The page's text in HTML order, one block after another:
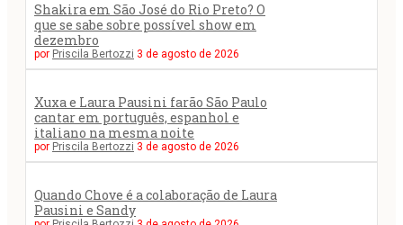
Shakira em São José do Rio Preto? O
que se sabe sobre possível show em
dezembro
por Priscila Bertozzi 3 de agosto de 2026
Xuxa e Laura Pausini farão São Paulo
cantar em português, espanhol e
italiano na mesma noite
por Priscila Bertozzi 3 de agosto de 2026
Quando Chove é a colaboração de Laura
Pausini e Sandy